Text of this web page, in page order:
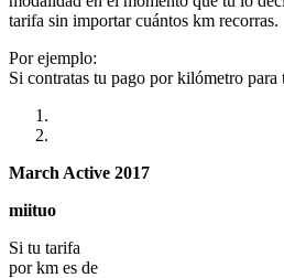
tarifa sin importar cuántos km recorras.
Por ejemplo:
Si contratas tu pago por kilómetro para
March Active 2017
miituo
Si tu tarifa
por km es de